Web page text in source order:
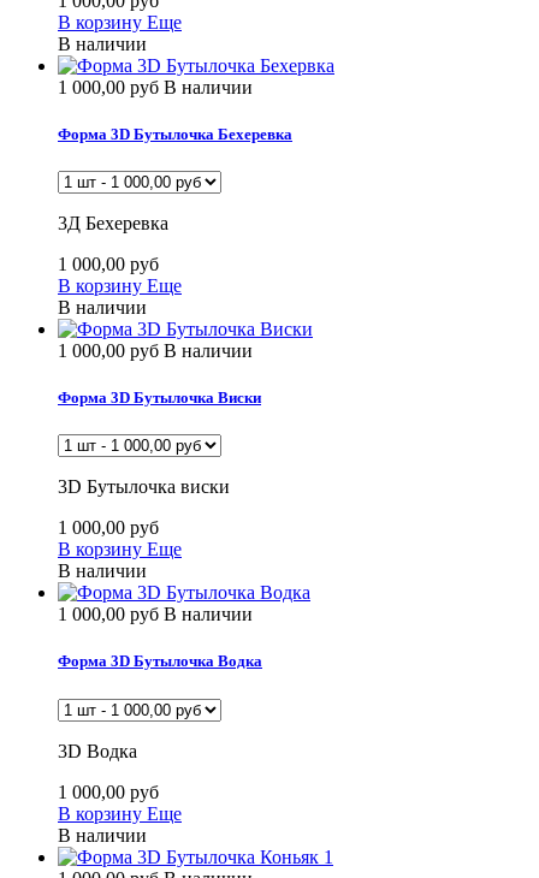
В корзину Еще
В наличии
1 000,00 руб В наличии
Форма 3D Бутылочка Бехеревка
3Д Бехеревка
1 000,00 руб
В корзину Еще
В наличии
1 000,00 руб В наличии
Форма 3D Бутылочка Виски
3D Бутылочка виски
1 000,00 руб
В корзину Еще
В наличии
1 000,00 руб В наличии
Форма 3D Бутылочка Водка
3D Водка
1 000,00 руб
В корзину Еще
В наличии